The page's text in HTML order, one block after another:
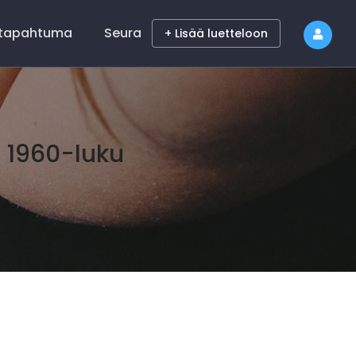
Seura + Lisää luetteloon
luku